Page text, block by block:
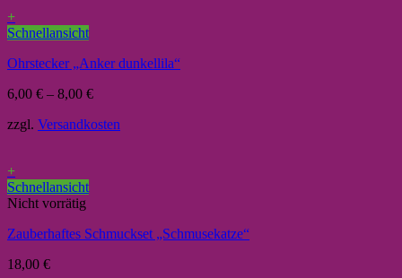
+
Schnellansicht
Ohrstecker „Anker dunkellila“
6,00 € – 8,00 €
zzgl. Versandkosten
+
Schnellansicht
Nicht vorrätig
Zauberhaftes Schmuckset „Schmusekatze“
18,00 €